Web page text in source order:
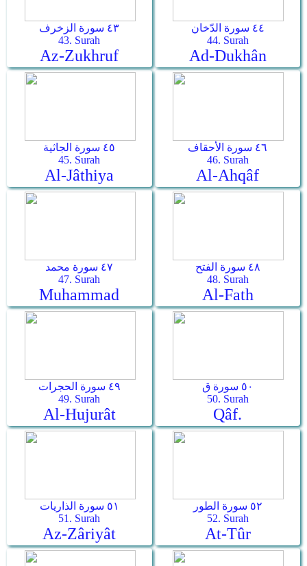
٤٣ سورة الزخرف
43. Surah
Az-Zukhruf
٤٤ سورة الدّخان
44. Surah
Ad-Dukhân
٤٥ سورة الجاثية
45. Surah
Al-Jâthiya
٤٦ سورة الأحقاف
46. Surah
Al-Ahqâf
٤٧ سورة محمد
47. Surah
Muhammad
٤٨ سورة الفتح
48. Surah
Al-Fath
٤٩ سورة الحجرات
49. Surah
Al-Hujurât
٥٠ سورة ق
50. Surah
Qâf.
٥١ سورة الذاريات
51. Surah
Az-Zâriyât
٥٢ سورة الطور
52. Surah
At-Tûr